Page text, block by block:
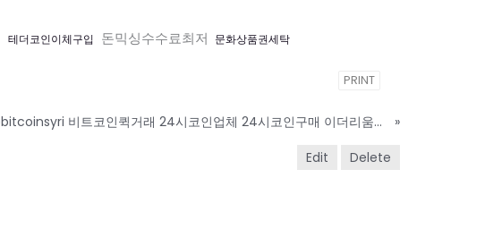
테더코인이체구입 돈믹싱수수료최저 문화상품권세탁
PRINT
l9O_텔레그램@bitcoinsyri 비트코인퀵거래 24시코인업체 24시코인구매 이더리움현금화 이더리움매입 리플코인매입 리플코인판매 트론리플코인전송_v9W
»
Edit Delete